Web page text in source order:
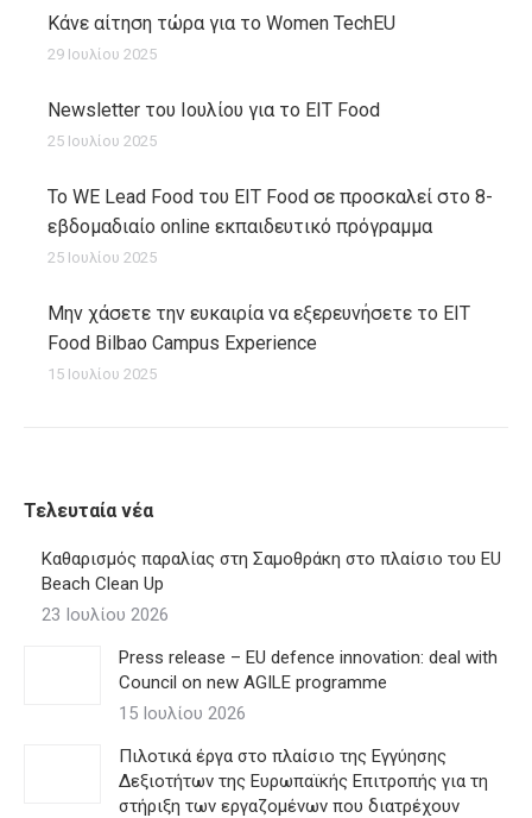
Κάνε αίτηση τώρα για το Women TechEU
29 Ιουλίου 2025
Newsletter του Ιουλίου για το EIT Food
25 Ιουλίου 2025
Το WE Lead Food του EIT Food σε προσκαλεί στο 8-
εβδομαδιαίο online εκπαιδευτικό πρόγραμμα
25 Ιουλίου 2025
Μην χάσετε την ευκαιρία να εξερευνήσετε το EIT
Food Bilbao Campus Experience
15 Ιουλίου 2025
Τελευταία νέα
Καθαρισμός παραλίας στη Σαμοθράκη στο πλαίσιο του EU
Beach Clean Up
23 Ιουλίου 2026
Press release – EU defence innovation: deal with
Council on new AGILE programme
15 Ιουλίου 2026
Πιλοτικά έργα στο πλαίσιο της Εγγύησης
Δεξιοτήτων της Ευρωπαϊκής Επιτροπής για τη
στήριξη των εργαζομένων που διατρέχουν